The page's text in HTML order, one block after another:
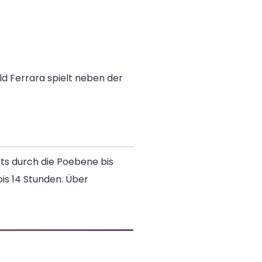
Ferrara spielt neben der
durch die Poebene bis
14 Stunden. Über